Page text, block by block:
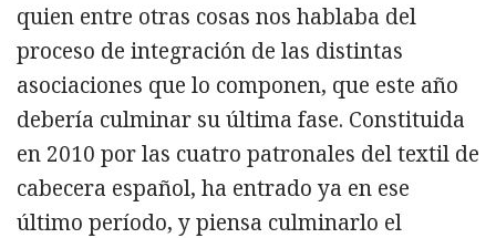
quien entre otras cosas nos hablaba del
proceso de integración de las distintas
asociaciones que lo componen, que este año
debería culminar su última fase. Constituida
en 2010 por las cuatro patronales del textil de
cabecera español, ha entrado ya en ese
último período, y piensa culminarlo el